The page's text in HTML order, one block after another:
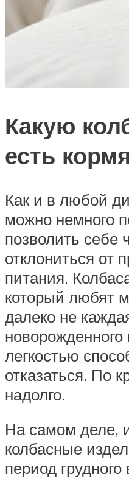
Какую
есть
Как и в любой
можно немного
позволить себе
отклониться от
питания.
который любят
далеко не
легкостью
отказаться. По
надолго.
На самом деле,
колбасные
период